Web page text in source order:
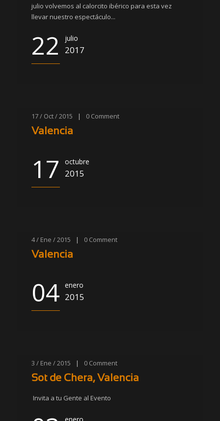
julio volvemos al calorcito ibérico para esta vez
llevar nuestro espectáculo...
22 julio
2017
17 / Oct / 2015 | 0 Comment
Valencia
17 octubre
2015
4 / Ene / 2015 | 0 Comment
Valencia
04 enero
2015
3 / Ene / 2015 | 0 Comment
Sot de Chera, Valencia
Invita a tu Gente al Evento